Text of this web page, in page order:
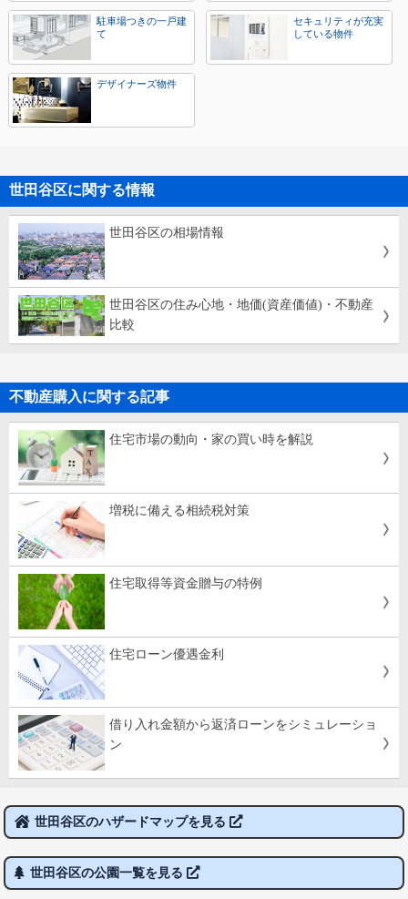
駐車場つきの一戸建
て
セキュリティが充実
している物件
デザイナーズ物件
世田谷区に関する情報
世田谷区の相場情報
世田谷区の住み心地・地価(資産価値)・不動産
比較
不動産購入に関する記事
住宅市場の動向・家の買い時を解説
増税に備える相続税対策
住宅取得等資金贈与の特例
住宅ローン優遇金利
借り入れ金額から返済ローンをシミュレーショ
ン
世田谷区のハザードマップを見る
世田谷区の公園一覧を見る